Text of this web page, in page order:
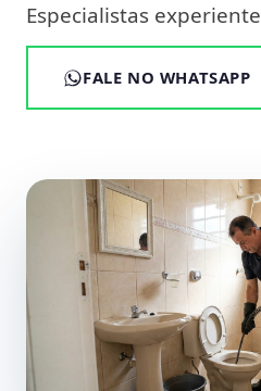
Especialistas
FALE NO WHATSAPP